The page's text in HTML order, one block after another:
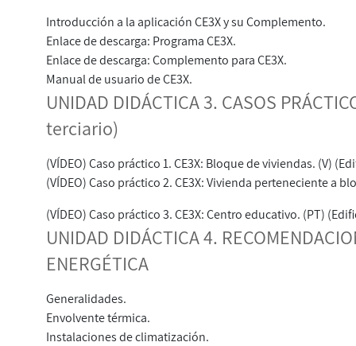
Introducción a la aplicación CE3X y su Complemento.
Enlace de descarga: Programa CE3X.
Enlace de descarga: Complemento para CE3X.
Manual de usuario de CE3X.
UNIDAD DIDÁCTICA 3. CASOS
terciario)
(VÍDEO) Caso práctico 1. CE3X: Bloque de viviendas. (V)
(VÍDEO) Caso práctico 2. CE3X: Vivienda perteneciente a
(VÍDEO) Caso práctico 3. CE3X: Centro educativo. (PT)
UNIDAD DIDÁCTICA 4.
ENERGÉTICA
Generalidades.
Envolvente térmica.
Instalaciones de climatización.